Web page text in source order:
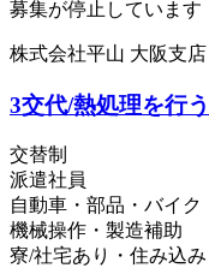
募集が停止しています
株式会社平山 大阪支店
3交代/熱処理を行
交替制
派遣社員
自動車・部品・バイク
機械操作・製造補助
寮/社宅あり・住み込み